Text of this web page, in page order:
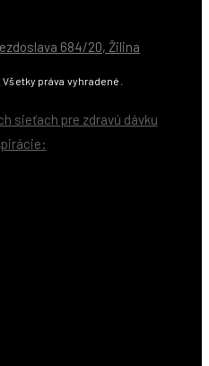
684/20, Žilina
práva vyhradené.
sieťach pre zdravú dávku